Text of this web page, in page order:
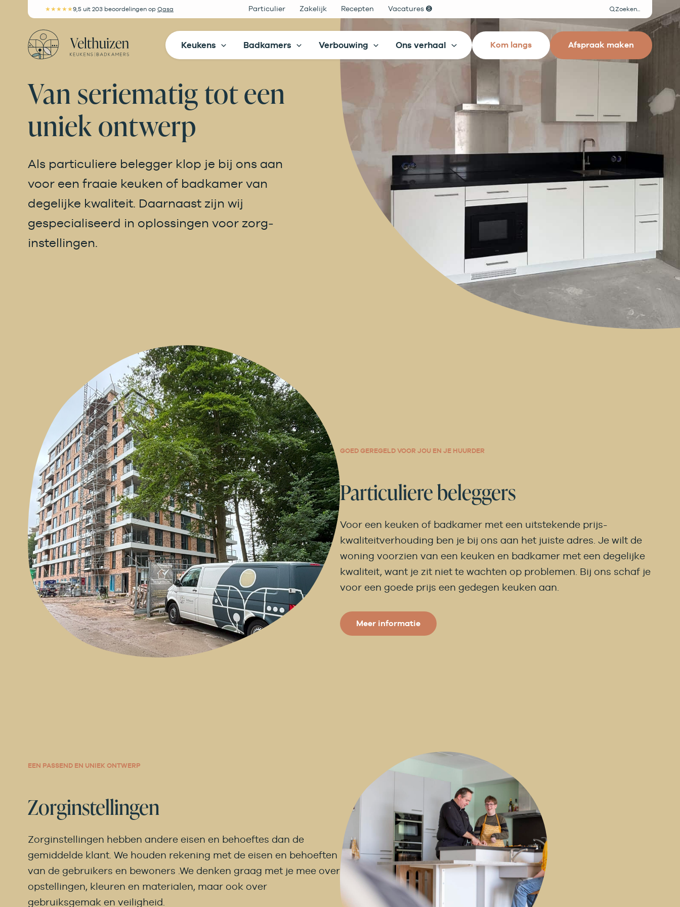
inhoud
★★★★★9,5 uit 203 beoordelingen op Qasa Particulier Zakelijk Recepten Vacatures ➑ Zoeken
Keukens Badkamers Verbouwing Ons verhaal Kom langs Afspraak maken
Van seriematig tot een
uniek ontwerp
Als particuliere belegger klop je bij ons aan
voor een fraaie keuken of badkamer van
degelijke kwaliteit. Daarnaast zijn wij
gespecialiseerd in oplossingen voor zorg­
instellingen.
GOED GEREGELD VOOR JOU EN JE HUURDER
Particuliere beleggers
Voor een keuken of badkamer met een uitstekende prijs-
kwaliteitverhouding ben je bij ons aan het juiste adres. Je wilt de
woning voorzien van een keuken en badkamer met een degelijke
kwaliteit, want je zit niet te wachten op problemen. Bij ons schaf je
voor een goede prijs een gedegen keuken aan.
Meer informatie
EEN PASSEND EN UNIEK ONTWERP
Zorginstellingen
Zorginstellingen hebben andere eisen en behoeftes dan de
gemiddelde klant. We houden rekening met de eisen en behoeften
van de gebruikers en bewoners .We denken graag met je mee over
opstellingen, kleuren en materialen, maar ook over
gebruiksgemak en veiligheid.